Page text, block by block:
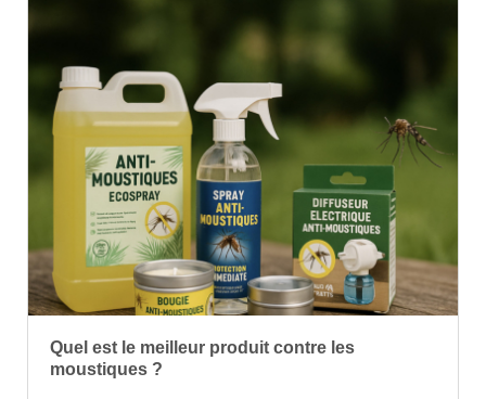
Quel est le meilleur produit contre les
moustiques ?